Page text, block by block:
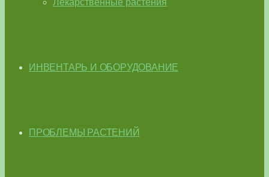
Лекарственные растения
ИНВЕНТАРЬ И ОБОРУДОВАНИЕ
ПРОБЛЕМЫ РАСТЕНИЙ